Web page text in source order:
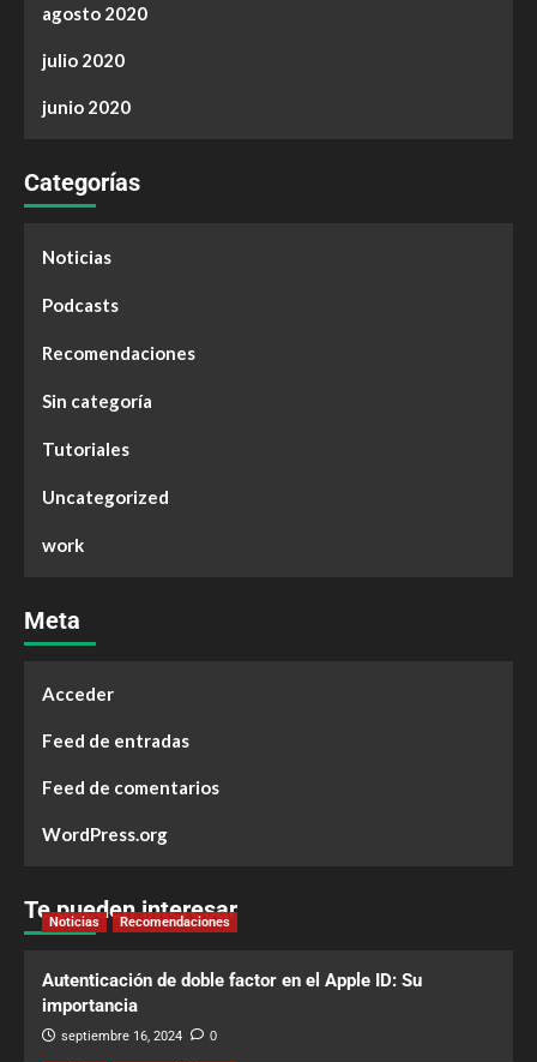
agosto 2020
julio 2020
junio 2020
Categorías
Noticias
Podcasts
Recomendaciones
Sin categoría
Tutoriales
Uncategorized
work
Meta
Acceder
Feed de entradas
Feed de comentarios
WordPress.org
Te pueden interesar
Noticias Recomendaciones
Autenticación de doble factor en el Apple ID: Su
importancia
septiembre 16, 2024 0